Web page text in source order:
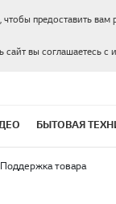
предоставить
сайт вы соглашаетесь
БЫТОВАЯ
Поддержка товара